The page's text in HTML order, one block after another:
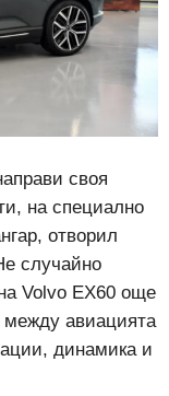
своя
на специално
отворил
случайно
Volvo EX60 още
авиацията
динамика и